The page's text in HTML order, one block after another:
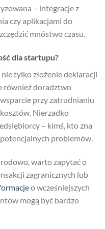
– integracje z
czy aplikacjami do
mnóstwo czasu.
dla startupu?
tylko złożenie deklaracji
również doradztwo
przy zatrudnianiu
Nierzadko
– kimś, kto zna
problemów.
warto zapytać o
zagranicznych lub
o wcześniejszych
mogą być bardzo